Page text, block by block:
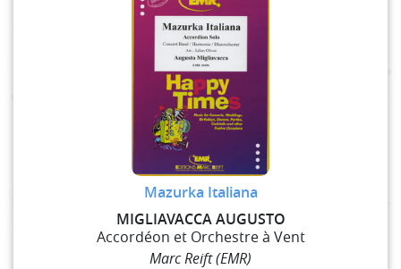
Mazurka Italiana
MIGLIAVACCA AUGUSTO
Accordéon et Orchestre à Vent
Marc Reift (EMR)